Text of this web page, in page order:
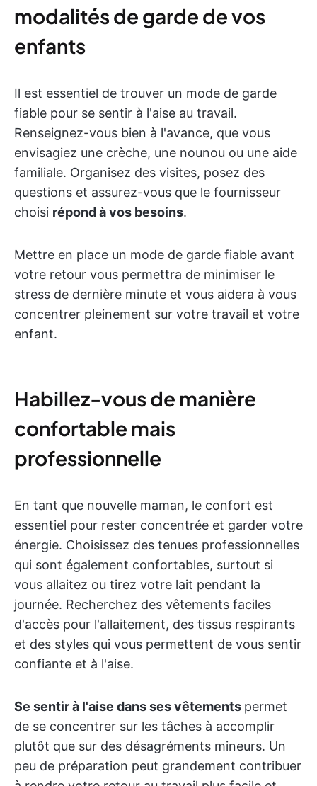
modalités de garde de vos
enfants
Il est essentiel de trouver un mode de garde
fiable pour se sentir à l'aise au travail.
Renseignez-vous bien à l'avance, que vous
envisagiez une crèche, une nounou ou une aide
familiale. Organisez des visites, posez des
questions et assurez-vous que le fournisseur
choisi répond à vos besoins.
Mettre en place un mode de garde fiable avant
votre retour vous permettra de minimiser le
stress de dernière minute et vous aidera à vous
concentrer pleinement sur votre travail et votre
enfant.
Habillez-vous de manière
confortable mais
professionnelle
En tant que nouvelle maman, le confort est
essentiel pour rester concentrée et garder votre
énergie. Choisissez des tenues professionnelles
qui sont également confortables, surtout si
vous allaitez ou tirez votre lait pendant la
journée. Recherchez des vêtements faciles
d'accès pour l'allaitement, des tissus respirants
et des styles qui vous permettent de vous sentir
confiante et à l'aise.
Se sentir à l'aise dans ses vêtements permet
de se concentrer sur les tâches à accomplir
plutôt que sur des désagréments mineurs. Un
peu de préparation peut grandement contribuer